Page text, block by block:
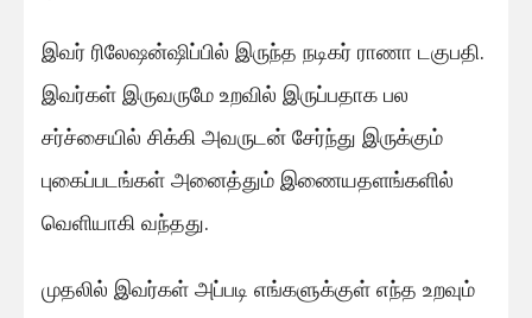
இவர் ரிலேஷன்ஷிப்பில் இருந்த நடிகர் ராணா டகுபதி.
இவர்கள் இருவருமே உறவில் இருப்பதாக பல
சர்ச்சையில் சிக்கி அவருடன் சேர்ந்து இருக்கும்
புகைப்படங்கள் அனைத்தும் இணையதளங்களில்
வெளியாகி வந்தது.
முதலில் இவர்கள் அப்படி எங்களுக்குள் எந்த உறவும்